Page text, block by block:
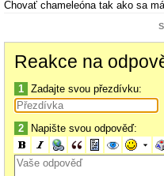
Chovať chameleóna tak ako sa
Reakce na
1 Zadajte svou přezdívku:
2 Napište svou odpověď: